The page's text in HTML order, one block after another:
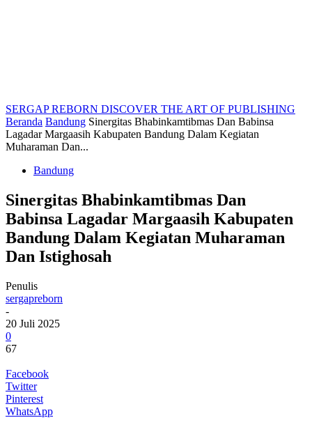
SERGAP REBORN DISCOVER THE ART OF PUBLISHING
Beranda Bandung Sinergitas Bhabinkamtibmas Dan Babinsa
Lagadar Margaasih Kabupaten Bandung Dalam Kegiatan
Muharaman Dan...
Bandung
Sinergitas Bhabinkamtibmas Dan
Babinsa Lagadar Margaasih Kabupaten
Bandung Dalam Kegiatan Muharaman
Dan Istighosah
Penulis
sergapreborn
-
20 Juli 2025
0
67
Facebook
Twitter
Pinterest
WhatsApp